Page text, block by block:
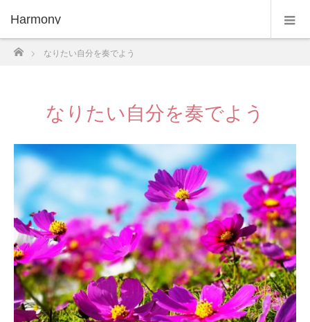
Harmony
ホーム
なりたい自分を奏でよう
なりたい自分を奏でよう